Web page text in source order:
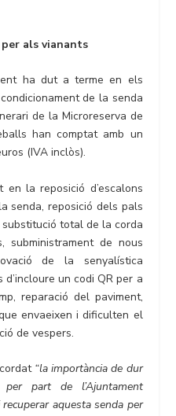
als vianants
ha dut a terme en els
de la senda
de la Microreserva de
han comptat amb un
(IVA inclòs).
la reposició d’escalons
senda, reposició dels pals
total de la corda
de nous
de la senyalística
un codi QR per a
reparació del paviment,
envaeixen i dificulten el
de vespers.
“la importància de dur
part de l’Ajuntament
aquesta senda per